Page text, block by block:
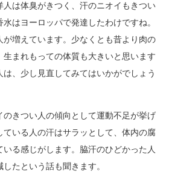
は体臭がきつく、汗のニオイもきつい
はヨーロッパで発達したわけですね。
が増えています。少なくとも昔より肉の
まれもっての体質も大きいと思います
、少し見直してみてはいかがでしょう
のきつい人の傾向として運動不足が挙げ
ている人の汗はサラッとして、体内の腐
る感じがします。脇汗のひどかった人
たという話も聞きます。